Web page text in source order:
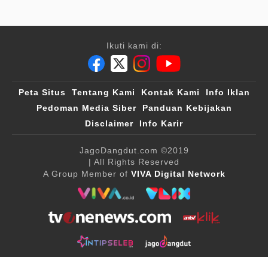
Ikuti kami di:
Peta Situs Tentang Kami Kontak Kami
Info Iklan
Pedoman Media Siber
Panduan Kebijakan
Disclaimer
Info Karir
JagoDangdut.com ©2019
| All Rights Reserved
A Group Member of VIVA Digital Network